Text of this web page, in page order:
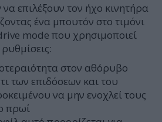
επιλέξουν τον ήχο κινητήρα
ένα μπουτόν στο τιμόνι
mode που χρησιμοποιεί
στον αθόρυβο
των επιδόσεων και του
να μην ενοχλεί τους
πρωί